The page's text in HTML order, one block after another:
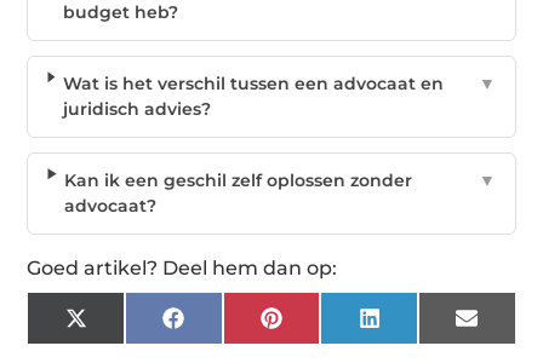
budget heb?
Wat is het verschil tussen een advocaat en
juridisch advies?
▼
Kan ik een geschil zelf oplossen zonder
advocaat?
▼
Goed artikel? Deel hem dan op:
X
(Twitter)
Facebook Pinterest LinkedIn Email